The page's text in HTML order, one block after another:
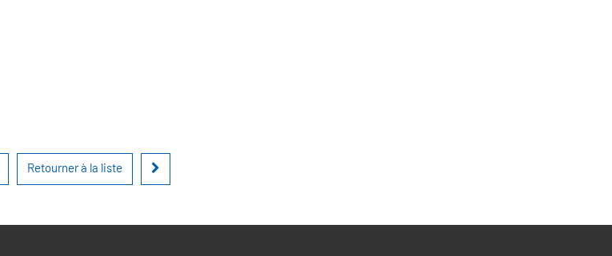
Retourner à la liste